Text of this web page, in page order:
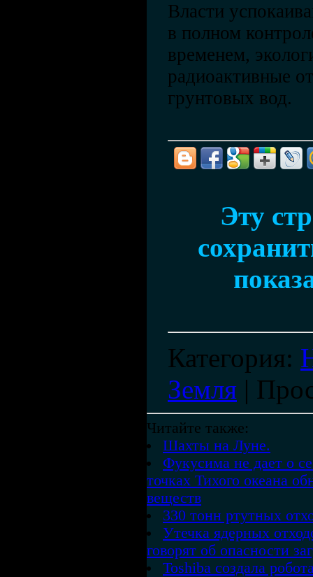
Власти
в полном
временем,
радиоактивные
грунтовых вод.
Эту
Категория:
Земля |
Читайте также:
Шахты на Луне.
Фукусима не дает о
точках Тихого океана
веществ
330 тонн ртутных
Утечка ядерных
говорят об опасности
Toshiba создала